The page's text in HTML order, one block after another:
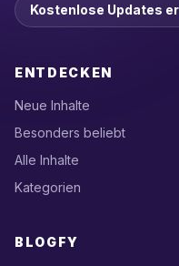
Kostenlose Updates
ENTDECKEN
Neue Inhalte
Besonders beliebt
Alle Inhalte
Kategorien
BLOGFY